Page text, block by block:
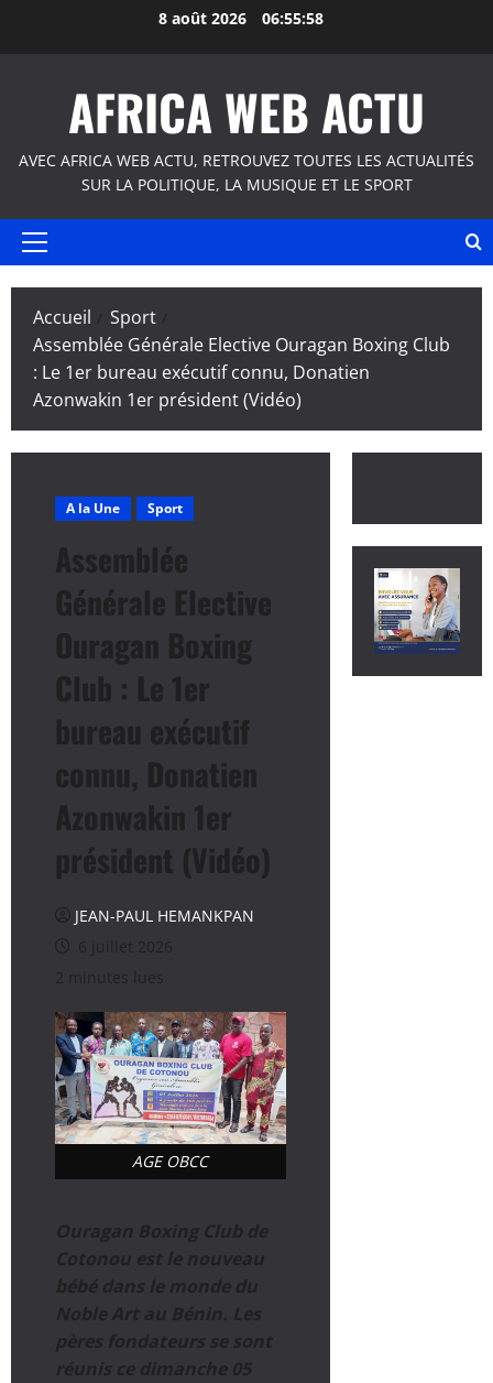
8 août 2026 06:55:59
AFRICA WEB ACTU
AVEC AFRICA WEB ACTU, RETROUVEZ TOUTES LES ACTUALITÉS
SUR LA POLITIQUE, LA MUSIQUE ET LE SPORT
Menu
Accueil
Sport
Assemblée Générale Elective Ouragan Boxing Club
: Le 1er bureau exécutif connu, Donatien
Azonwakin 1er président (Vidéo)
A la Une Sport
Assemblée
Générale Elective
Ouragan Boxing
Club : Le 1er
bureau exécutif
connu, Donatien
Azonwakin 1er
président (Vidéo)
JEAN-PAUL HEMANKPAN
6 juillet 2026
2 minutes lues
AGE OBCC
Ouragan Boxing Club de
Cotonou est le nouveau
bébé dans le monde du
Noble Art au Bénin. Les
pères fondateurs se sont
réunis ce dimanche 05